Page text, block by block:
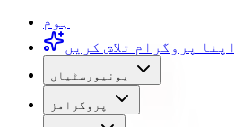
ہوم
اپنا پروگرام تلاش کریں
یونیورسٹیاں
پروگرامز